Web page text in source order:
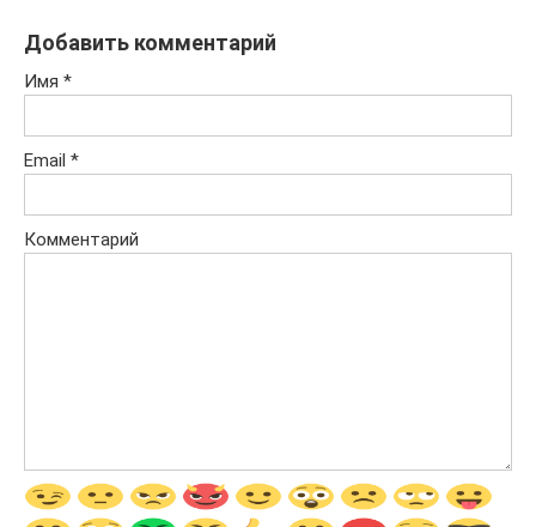
Добавить комментарий
Имя *
Email *
Комментарий